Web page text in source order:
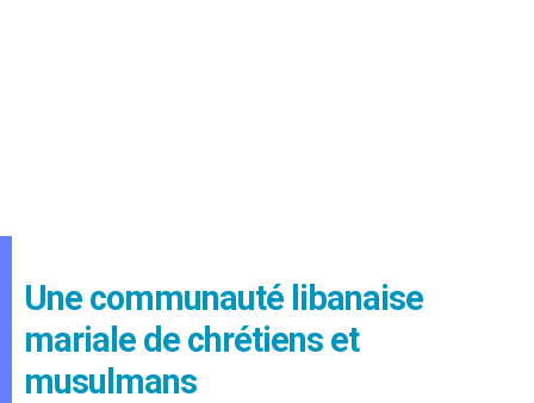
Une communauté libanaise
mariale de chrétiens et
musulmans